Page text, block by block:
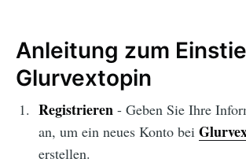
Anleitung zum
Glurvextopin
Registrieren- Geben Sie Ihre
an, um ein neues Konto bei
erstellen.